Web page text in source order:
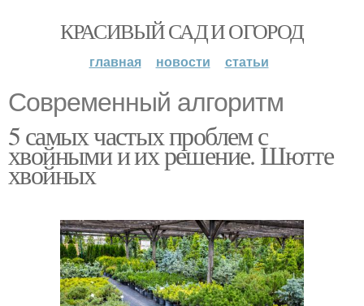
КРАСИВЫЙ САД И ОГОРОД
главная новости статьи
Современный алгоритм
5 самых частых проблем с
хвойными и их решение. Шютте
хвойных